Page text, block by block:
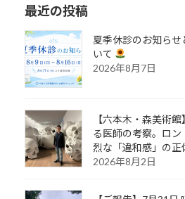
最近の投稿
夏季休診のお知ら
いて
2026年8月7日
【六本木・森美術
る医師の考察。ロ
烈な「違和感」の正
2026年8月2日